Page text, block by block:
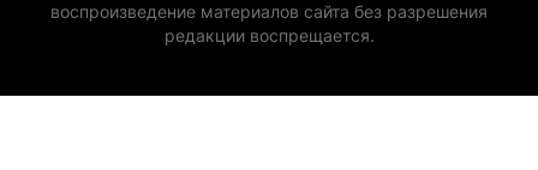
воспроизведение материалов сайта без разрешения
редакции воспрещается.